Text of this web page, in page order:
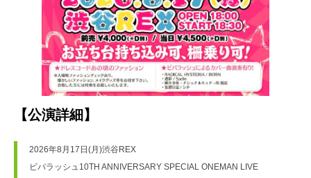
【公演詳細】
2026年8月17日(月)渋谷REX
ビバラッシュ10TH ANNIVERSARY SPECIAL ONEMAN LIVE